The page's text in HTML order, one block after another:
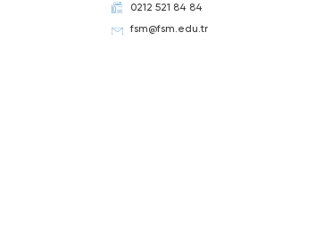
0212 521 84 84
fsm@fsm.edu.tr